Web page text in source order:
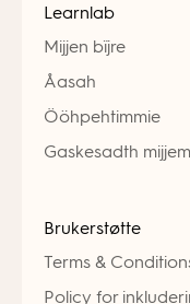
Learnlab
Mijjen bïjre
Åasah
Ööhpehtimmie
Gaskesadth mijjem
Brukerstøtte
Terms &
Policy for